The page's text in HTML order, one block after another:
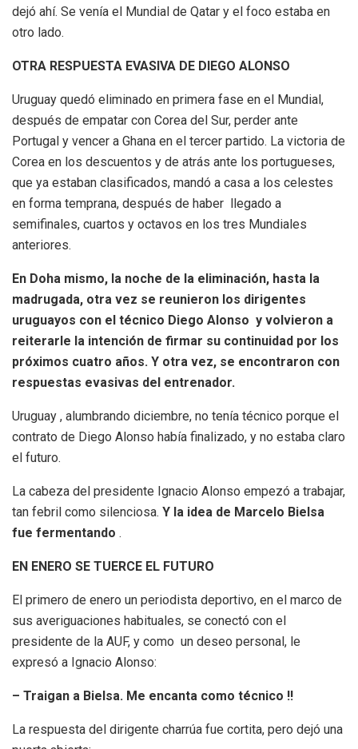
dejó ahí. Se venía el Mundial de Qatar y el foco estaba en
otro lado.
OTRA RESPUESTA EVASIVA DE DIEGO ALONSO
Uruguay quedó eliminado en primera fase en el Mundial,
después de empatar con Corea del Sur, perder ante
Portugal y vencer a Ghana en el tercer partido. La victoria de
Corea en los descuentos y de atrás ante los portugueses,
que ya estaban clasificados, mandó a casa a los celestes
en forma temprana, después de haber llegado a
semifinales, cuartos y octavos en los tres Mundiales
anteriores.
En Doha mismo, la noche de la eliminación, hasta la
madrugada, otra vez se reunieron los dirigentes
uruguayos con el técnico Diego Alonso y volvieron a
reiterarle la intención de firmar su continuidad por los
próximos cuatro años. Y otra vez, se encontraron con
respuestas evasivas del entrenador.
Uruguay , alumbrando diciembre, no tenía técnico porque el
contrato de Diego Alonso había finalizado, y no estaba claro
el futuro.
La cabeza del presidente Ignacio Alonso empezó a trabajar,
tan febril como silenciosa. Y la idea de Marcelo Bielsa
fue fermentando .
EN ENERO SE TUERCE EL FUTURO
El primero de enero un periodista deportivo, en el marco de
sus averiguaciones habituales, se conectó con el
presidente de la AUF, y como un deseo personal, le
expresó a Ignacio Alonso:
– Traigan a Bielsa. Me encanta como técnico !!
La respuesta del dirigente charrúa fue cortita, pero dejó una